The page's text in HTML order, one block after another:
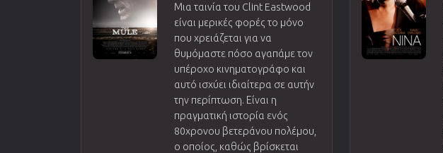
Μια ταινία του Clint Eastwood
είναι μερικές φορές το μόνο
που χρειάζεται για να
θυμόμαστε πόσο αγαπάμε τον
υπέροχο κινηματογράφο και
αυτό ισχύει ιδιαίτερα σε αυτήν
την περίπτωση. Είναι η
πραγματική ιστορία ενός
80χρονου βετεράνου πολέμου,
ο οποίος, καθώς βρίσκεται